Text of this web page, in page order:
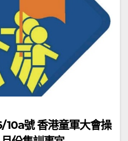
號 香港童軍大會操